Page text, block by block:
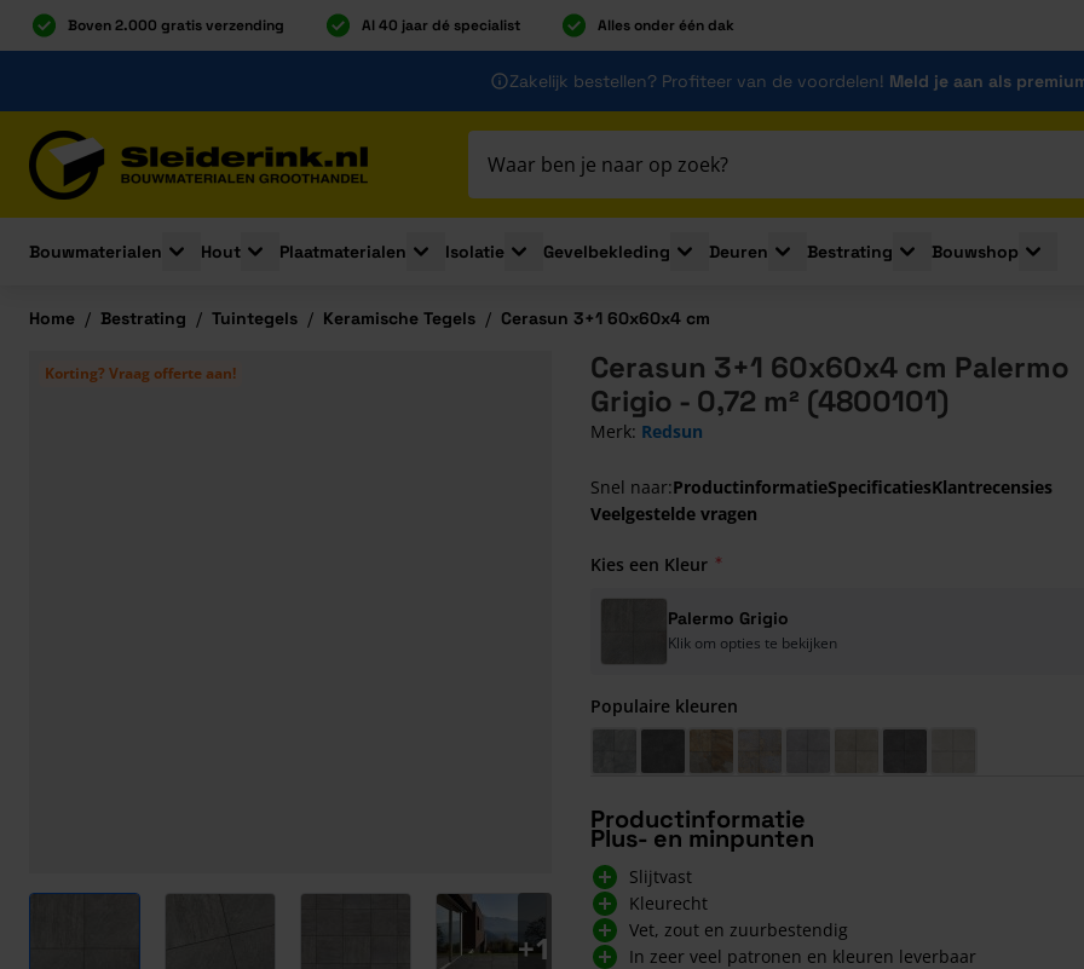
Boven 2.000 gratis verzending Al 40 jaar dé specialist Alles onder één dak
Zakelijk bestellen? Profiteer van de voordelen! Meld je aan als
Bouwmaterialen
Toggle submenu for Bouwmaterialen
Hout
Toggle submenu for Hout
Plaatmaterialen
Toggle submenu for Plaatmaterialen
Isolatie
Toggle submenu for Isolatie
Gevelbekleding
Toggle submenu for Gevelbekleding
Deuren
Toggle submenu for Deuren
Bestrating
Toggle submenu for
Bouwshop
Home / Bestrating / Tuintegels / Keramische Tegels / Cerasun 3+1 60x60x4 cm
Korting? Vraag offerte aan!
View larger image View larger image
+1
Cerasun 3+1 60x60x4 cm Palermo
Grigio - 0,72 m² (4800101)
Merk: Redsun
Snel naar:ProductinformatieSpecificatiesKlantrecensies
Veelgestelde vragen
Kies een Kleur
Palermo Grigio
Klik om opties te bekijken
Populaire kleuren
Productinformatie
Plus- en minpunten
Slijtvast
Kleurecht
Vet, zout en zuurbestendig
In zeer veel patronen en kleuren leverbaar